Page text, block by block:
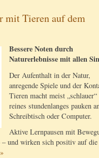
mit Tieren auf dem
Bessere Noten durch
Naturerlebnisse mit allen
Der Aufenthalt in der Natur,
anregende Spiele und der
Tieren macht meist „schlauer“
reines stundenlanges pauken
Schreibtisch oder Computer.
Aktive Lernpausen mit
– und wirken sich positiv auf die